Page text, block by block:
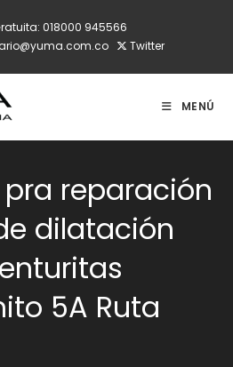
018000 945566
Twitter
MENÚ
pra reparación
dilatación
5A Ruta